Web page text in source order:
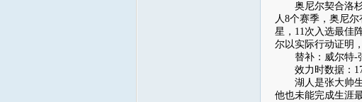
奥尼尔契合洛杉
人8个赛季，奥尼
星，11次入选最佳
尔以实际行动证明
替补：威尔特-张
效力时数据：
湖人是张大帅生
他也未能完成生涯